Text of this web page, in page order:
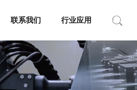
联系我们 行业应用